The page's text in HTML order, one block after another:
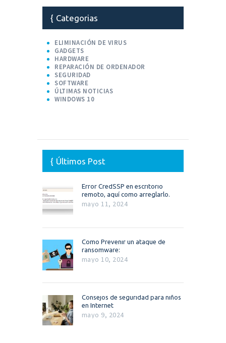
Categorias
ELIMINACIÓN DE VIRUS
GADGETS
HARDWARE
REPARACIÓN DE ORDENADOR
SEGURIDAD
SOFTWARE
ÚLTIMAS NOTICIAS
WINDOWS 10
Últimos Post
Error CredSSP en escritorio
remoto, aquí como arreglarlo.
mayo 11, 2024
Como Prevenir un ataque de
ransomware:
mayo 10, 2024
Consejos de seguridad para niños
en Internet
mayo 9, 2024